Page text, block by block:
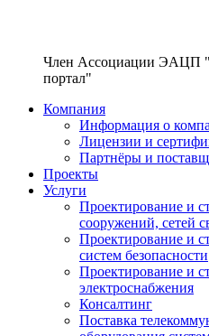
Член Ассоциации ЭАЦП
портал"
Компания
Информация о
Лицензии и
Партнёры и
Проекты
Услуги
Проектирование и
сооружений, сетей
Проектирование и
систем безопасности
Проектирование и
электроснабжения
Консалтинг
Поставка